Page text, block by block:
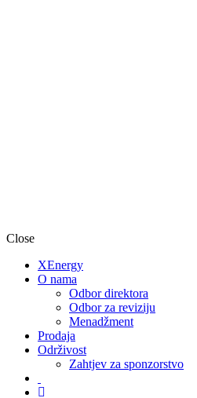
Close
XEnergy
O nama
Odbor direktora
Odbor za reviziju
Menadžment
Prodaja
Održivost
Zahtjev za sponzorstvo